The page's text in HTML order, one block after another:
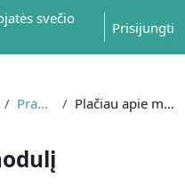
svečio
Prisijungti
Pradžia Plačiau apie modulį